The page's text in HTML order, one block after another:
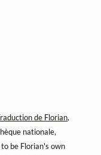
de Florian,
nationale,
be Florian's own